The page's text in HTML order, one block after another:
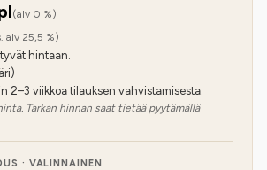
(alv 0 %)
alv 25,5 %)
hintaan.
2–3 viikkoa tilauksen vahvistamisesta.
Tarkan hinnan saat tietää pyytämällä
· VALINNAINEN